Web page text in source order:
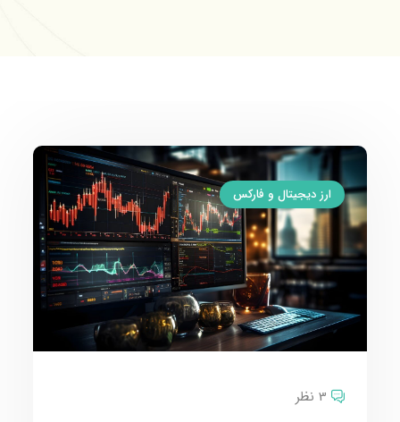
ارز دیجیتال و فارکس
3 نظر